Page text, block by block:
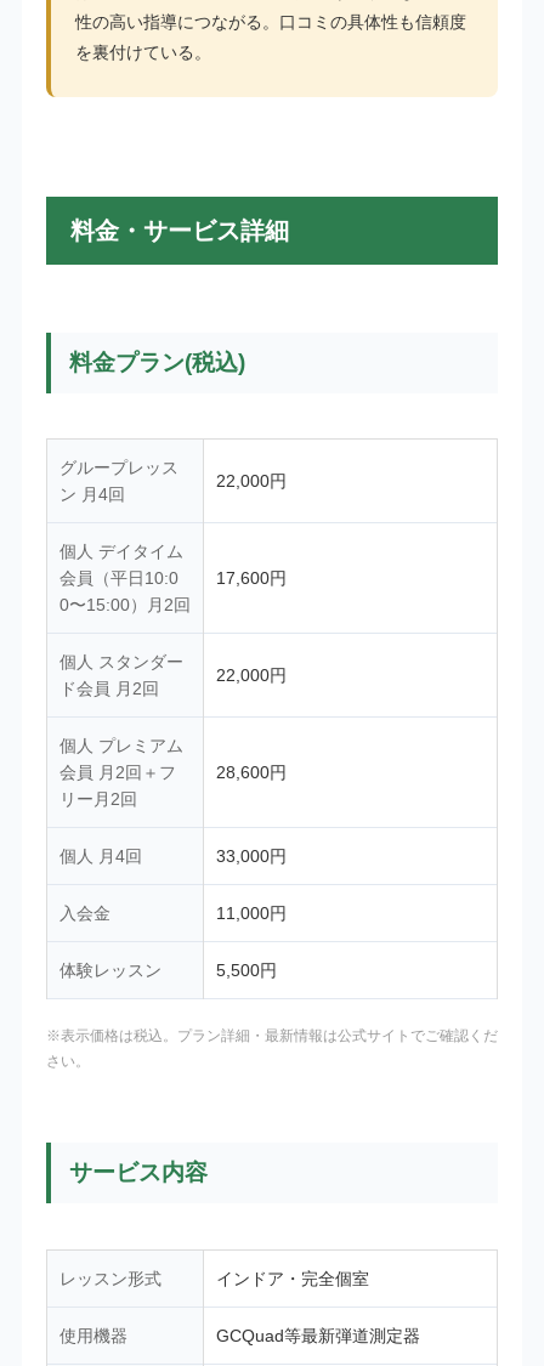
性の高い指導につながる。口コミの具体性も信頼度
を裏付けている。
料金・サービス詳細
料金プラン(税込)
グループレッス
ン 月4回
22,000円
個人 デイタイム
会員（平日10:0
0〜15:00）月2回
17,600円
個人 スタンダー
ド会員 月2回
22,000円
個人 プレミアム
会員 月2回＋フ
リー月2回
28,600円
個人 月4回 33,000円
入会金 11,000円
体験レッスン 5,500円
※表示価格は税込。プラン詳細・最新情報は公式サイトでご確認くだ
さい。
サービス内容
レッスン形式 インドア・完全個室
使用機器 GCQuad等最新弾道測定器